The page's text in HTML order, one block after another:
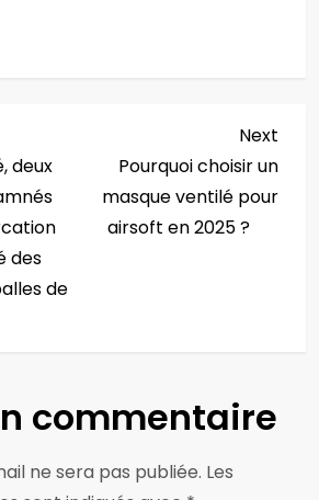
deux
des
de
Post
Next
Pourquoi choisir un
masque ventilé pour
airsoft en 2025 ?
commentaire
ne sera pas publiée. Les